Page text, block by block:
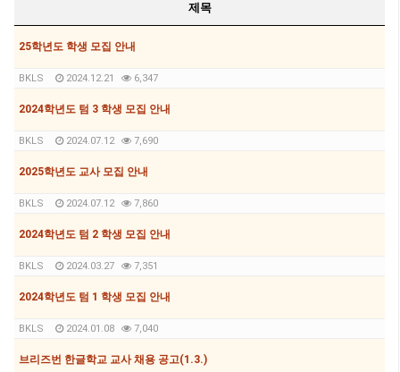
제목
25학년도 학생 모집 안내
BKLS 2024.12.21 6,347
2024학년도 텀 3 학생 모집 안내
BKLS 2024.07.12 7,690
2025학년도 교사 모집 안내
BKLS 2024.07.12 7,860
2024학년도 텀 2 학생 모집 안내
BKLS 2024.03.27 7,351
2024학년도 텀 1 학생 모집 안내
BKLS 2024.01.08 7,040
브리즈번 한글학교 교사 채용 공고(1.3.)